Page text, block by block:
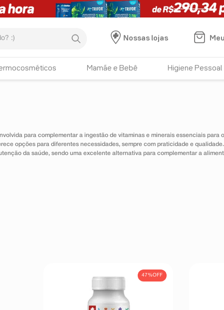
Nossas lojas
Mamãe e Bebê Higiene Pessoal
para complementar a ingestão de vitaminas e minerais essenciais
opções para diferentes necessidades, sempre com praticidade e
da saúde, sendo uma excelente alternativa para complementar a
47%OFF